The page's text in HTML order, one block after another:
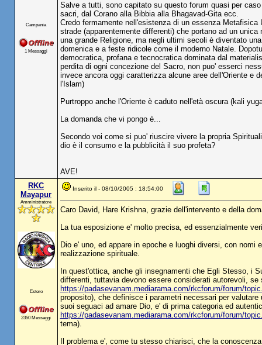
Campania
1 Messaggi
Salve a tutti, sono capitato su questo forum quasi per
sacri, dal Corano alla Bibbia alla Bhagavad-Gita ecc.
Credo fermamente nell'esistenza di un essenza
strade (apparentemente differenti) che portano ad un
una grande Religione, ma negli ultimi secoli è diventato
domenica e a feste ridicole come il moderno Natale.
democratica, profana e tecnocratica dominata dal
perdita di ogni concezione del Sacro, non puo' esserci
invece ancora oggi caratterizza alcune aree dell'Oriente e
l'Islam)
Purtroppo anche l'Oriente è caduto nell'età oscura (kali
La domanda che vi pongo è...
Secondo voi come si puo' riuscire vivere la propria
dio è il consumo e la pubblicità il suo profeta?
AVE!
RKC
Mayapur
Amministratore
Estero
2350 Messaggi
Inserito il - 08/10/2005 : 18:54:00
Caro David, Hare Krishna, grazie dell'intervento e della
La tua esposizione e' molto precisa, ed essenzialmente
Dio e' uno, ed appare in epoche e luoghi diversi, con
realizzazione spirituale.
In quest'ottica, anche gli insegnamenti che Egli Stesso, i
differenti, tuttavia devono essere considerati autorevoli,
https://padasevanam.mediarama.com/rkcforum/forum/
proposito), che definisce i parametri necessari per
suoi seguaci ad amare Dio, e' di prima categoria ed
https://padasevanam.mediarama.com/rkcforum/forum/
tema).
Il problema e', come tu stesso chiarisci, che la